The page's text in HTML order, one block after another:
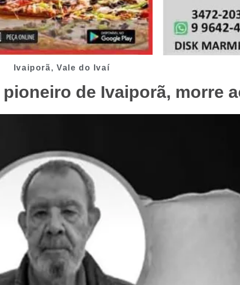
Ivaiporã, Vale do Ivaí
de Ivaiporã, morre